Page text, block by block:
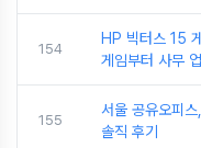
154
HP 빅터스 15
게임부터 사무
155
서울 공유오피
솔직 후기